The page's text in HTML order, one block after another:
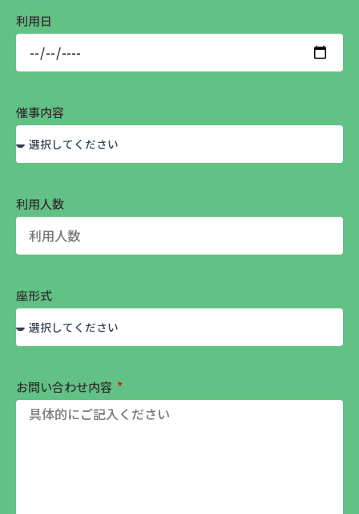
利用日
催事内容
利用人数
座形式
お問い合わせ内容